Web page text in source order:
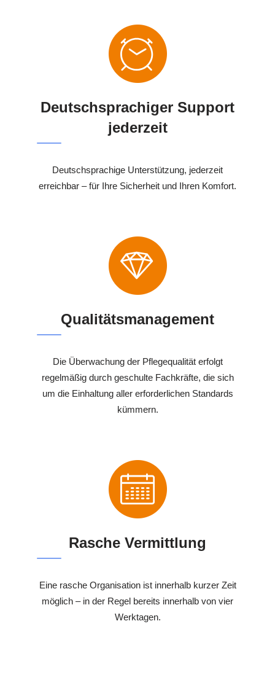
Deutschsprachiger Support
jederzeit
Deutschsprachige Unterstützung, jederzeit
erreichbar – für Ihre Sicherheit und Ihren Komfort.
Qualitätsmanagement
Die Überwachung der Pflegequalität erfolgt
regelmäßig durch geschulte Fachkräfte, die sich
um die Einhaltung aller erforderlichen Standards
kümmern.
Rasche Vermittlung
Eine rasche Organisation ist innerhalb kurzer Zeit
möglich – in der Regel bereits innerhalb von vier
Werktagen.